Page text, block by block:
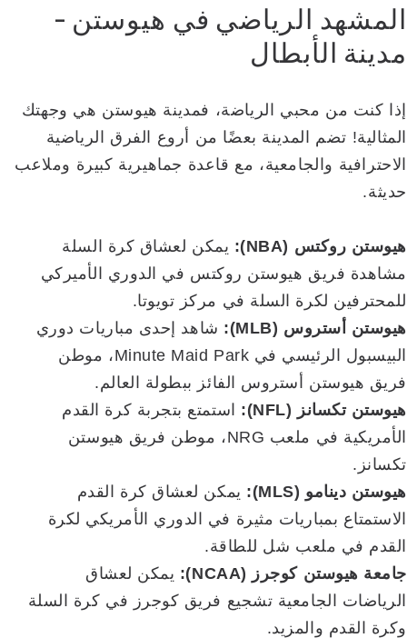
المشهد الرياضي في هيوستن -
مدينة الأبطال
إذا كنت من محبي الرياضة، فمدينة هيوستن هي وجهتك
المثالية! تضم المدينة بعضًا من أروع الفرق الرياضية
الاحترافية والجامعية، مع قاعدة جماهيرية كبيرة وملاعب
حديثة.
هيوستن روكتس (NBA):
يمكن لعشاق كرة السلة
مشاهدة فريق هيوستن روكتس في الدوري الأميركي
للمحترفين لكرة السلة في مركز تويوتا.
هيوستن أستروس (MLB):
شاهد إحدى مباريات دوري
البيسبول الرئيسي في Minute Maid Park، موطن
فريق هيوستن أستروس الفائز ببطولة العالم.
هيوستن تكسانز (NFL):
استمتع بتجربة كرة القدم
الأمريكية في ملعب NRG، موطن فريق هيوستن
تكسانز.
هيوستن دينامو (MLS):
يمكن لعشاق كرة القدم
الاستمتاع بمباريات مثيرة في الدوري الأمريكي لكرة
القدم في ملعب شل للطاقة.
جامعة هيوستن كوجرز (NCAA):
يمكن لعشاق
الرياضات الجامعية تشجيع فريق كوجرز في كرة السلة
وكرة القدم والمزيد.